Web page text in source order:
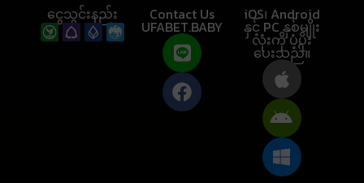
ငွေသွင်းနည်း Contact Us
UFABET.BABY
iOS၊ Android
နှင့် PC နှစ်မျိုး
လုံးကို ပံ့ပိုး
ပေးသည်။